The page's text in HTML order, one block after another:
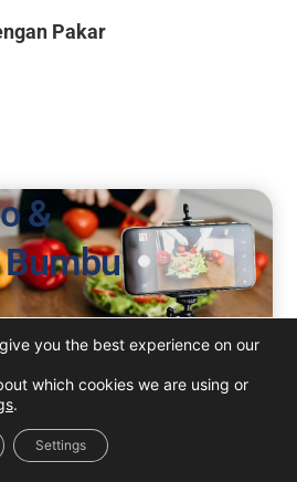
Pakar
&
you the best experience on our
which cookies we are using or
.
Settings